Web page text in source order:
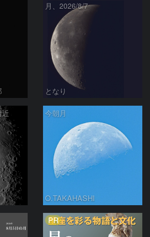
月、2026/8/7
となり
今朝月
O.TAKAHASHI
PR